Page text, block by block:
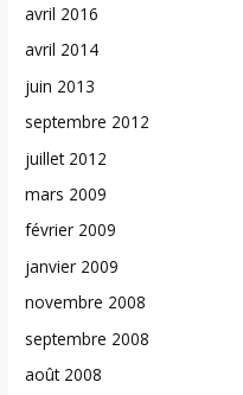
avril 2016
avril 2014
juin 2013
septembre 2012
juillet 2012
mars 2009
février 2009
janvier 2009
novembre 2008
septembre 2008
août 2008